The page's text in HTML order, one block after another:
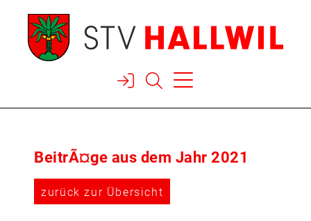
  
BeitrÃ¤ge aus dem Jahr 2021
zurück zur Übersicht